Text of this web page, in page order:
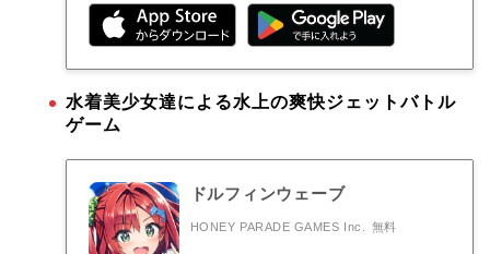
水着美少女達による水上の爽快ジェットバトル
ゲーム
ドルフィンウェーブ
HONEY PARADE GAMES Inc. 無料